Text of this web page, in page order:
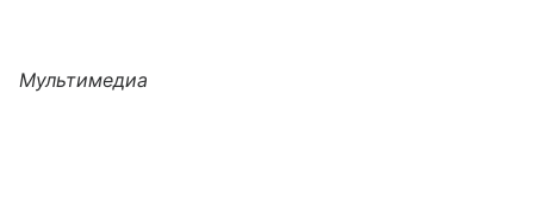
Мультимедиа